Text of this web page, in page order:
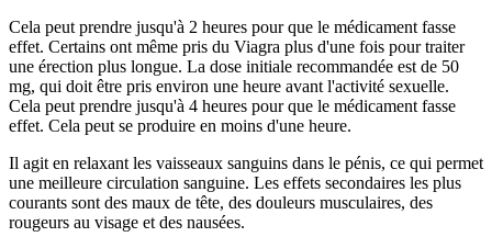
Cela peut prendre jusqu'à 2 heures pour que le médicament fasse
effet. Certains ont même pris du Viagra plus d'une fois pour traiter
une érection plus longue. La dose initiale recommandée est de 50
mg, qui doit être pris environ une heure avant l'activité sexuelle.
Cela peut prendre jusqu'à 4 heures pour que le médicament fasse
effet. Cela peut se produire en moins d'une heure.
Il agit en relaxant les vaisseaux sanguins dans le pénis, ce qui permet
une meilleure circulation sanguine. Les effets secondaires les plus
courants sont des maux de tête, des douleurs musculaires, des
rougeurs au visage et des nausées.